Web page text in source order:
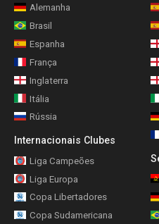
Alemanha
Brasil
Espanha
França
Inglaterra
Itália
Rússia
Internacionais Clubes
Liga Campeões
Liga Europa
Copa Libertadores
Copa Sudamericana